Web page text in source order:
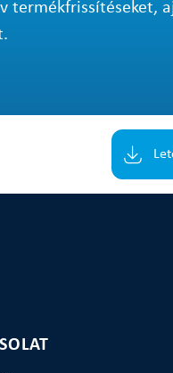
termékfrissítéseket,